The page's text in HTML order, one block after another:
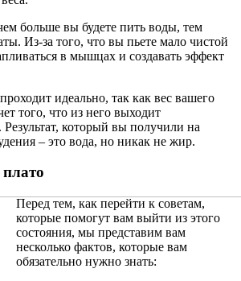
больше вы будете пить воды, тем
Из-за того, что вы пьете мало чистой
в мышцах и создавать эффект
идеально, так как вес вашего
того, что из него выходит
Результат, который вы получили на
– это вода, но никак не жир.
Перед тем, как перейти к советам,
которые помогут вам выйти из этого
состояния, мы представим вам
несколько фактов, которые вам
обязательно нужно знать: